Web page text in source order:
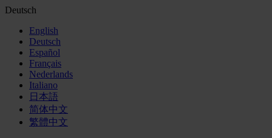
Deutsch
English
Deutsch
Español
Français
Nederlands
Italiano
日本語
简体中文
繁體中文